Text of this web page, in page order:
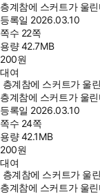
층계참에 스커트가 울
등록일 2026.03.10
쪽수 22쪽
용량42.7MB
200원
대여
층계참에 스커트가 울
층계참에 스커트가 울
등록일 2026.03.10
쪽수 24쪽
용량42.1MB
200원
대여
층계참에 스커트가 울
층계참에 스커트가 울